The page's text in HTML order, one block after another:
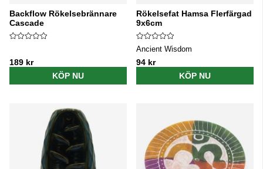
Backflow Rökelsebrännare
Cascade
189 kr
KÖP NU
Rökelsefat Hamsa Flerfärgad
9x6cm
Ancient Wisdom
94 kr
KÖP NU